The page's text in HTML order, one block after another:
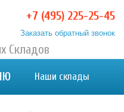
Склад временного
хранения. Складовка
+7 (495) 225-25-45
Заказать обратный звонок
Складов
Наши склады